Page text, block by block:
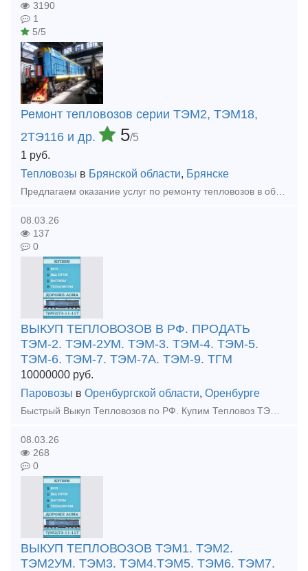
3190
1
5/5
Ремонт тепловозов серии ТЭМ2, ТЭМ18,
2ТЭ116 и др.
5/5
1 руб.
Тепловозы в Брянской области, Брянске
Предлагаем оказание услуг по ремонту тепловозов в объеме ТР-3, СР и КР (текущий ремонт, средний и капитальный ремонт). Осуществляем ремонт тепловозов серии: - ТЭМ2 (ТЭМ2У, ТЭМ2УМ); - ТЭМ18 (ТЭМ18Д,
08.03.26
137
0
ВЫКУП ТЕПЛОВОЗОВ В РФ. ПРОДАТЬ
ТЭМ-2. ТЭМ-2УМ. ТЭМ-3. ТЭМ-4. ТЭМ-5.
ТЭМ-6. ТЭМ-7. ТЭМ-7А. ТЭМ-9. ТГМ
10000000 руб.
Паровозы в Оренбургской области, Оренбурге
Быстрый Выкуп Тепловозов по РФ. Купим Тепловоз ТЭМ. Выкуп Тепловоза ТГМ. Скупка тепловозов ТГК. Купим тепловозы б/у любых марок, в любом состоянии. Расчёт любым удобным для вас способом. Работаем по в
08.03.26
268
0
ВЫКУП ТЕПЛОВОЗОВ ТЭМ1. ТЭМ2.
ТЭМ2УМ. ТЭМ3. ТЭМ4.ТЭМ5. ТЭМ6. ТЭМ7.